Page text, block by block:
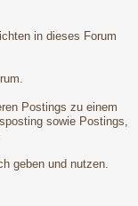
in dieses Forum
Postings zu einem
sowie Postings,
geben und nutzen.